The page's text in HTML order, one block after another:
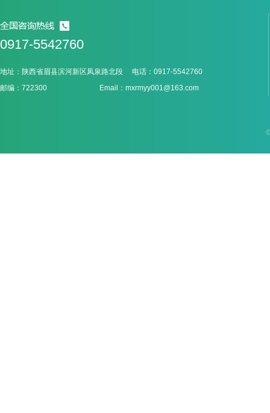
0917-5542760
地址：陕西省眉县滨河新区凤泉路北段 电话：0917-5542760
邮编：722300 Email：mxrmyy001@163.com